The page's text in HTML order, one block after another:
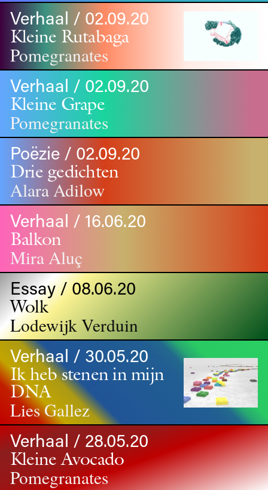
Verhaal / 02.09.20
Kleine Rutabaga
Pomegranates
Verhaal / 02.09.20
Kleine Grape
Pomegranates
Poëzie / 02.09.20
Drie gedichten
Alara Adilow
Verhaal / 16.06.20
Balkon
Mira Aluç
Essay / 08.06.20
Wolk
Lodewijk Verduin
Verhaal / 30.05.20
Ik heb stenen in mijn
DNA
Lies Gallez
Verhaal / 28.05.20
Kleine Avocado
Pomegranates